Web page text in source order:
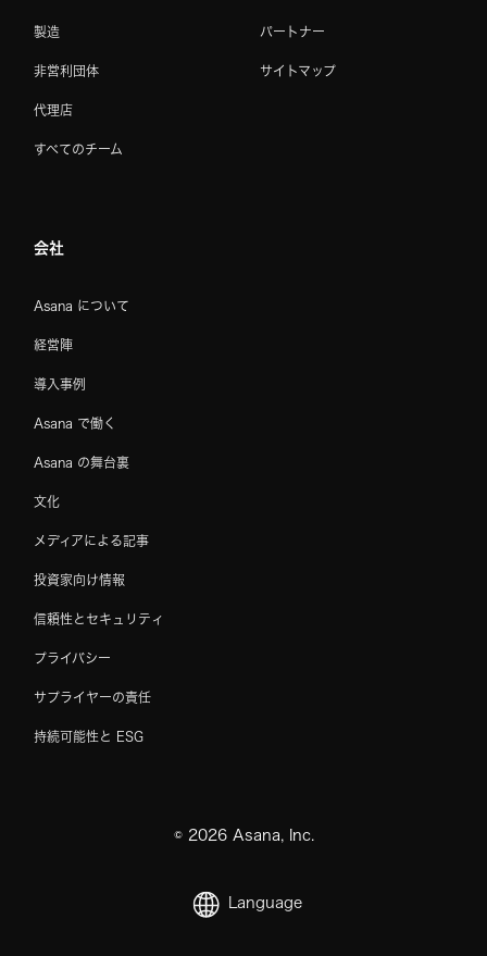
製造
非営利団体
代理店
すべてのチーム
パートナー
サイトマップ
会社
Asana について
経営陣
導入事例
Asana で働く
Asana の舞台裏
文化
メディアによる記事
投資家向け情報
信頼性とセキュリティ
プライバシー
サプライヤーの責任
持続可能性と ESG
© 2026Asana, Inc.
Language